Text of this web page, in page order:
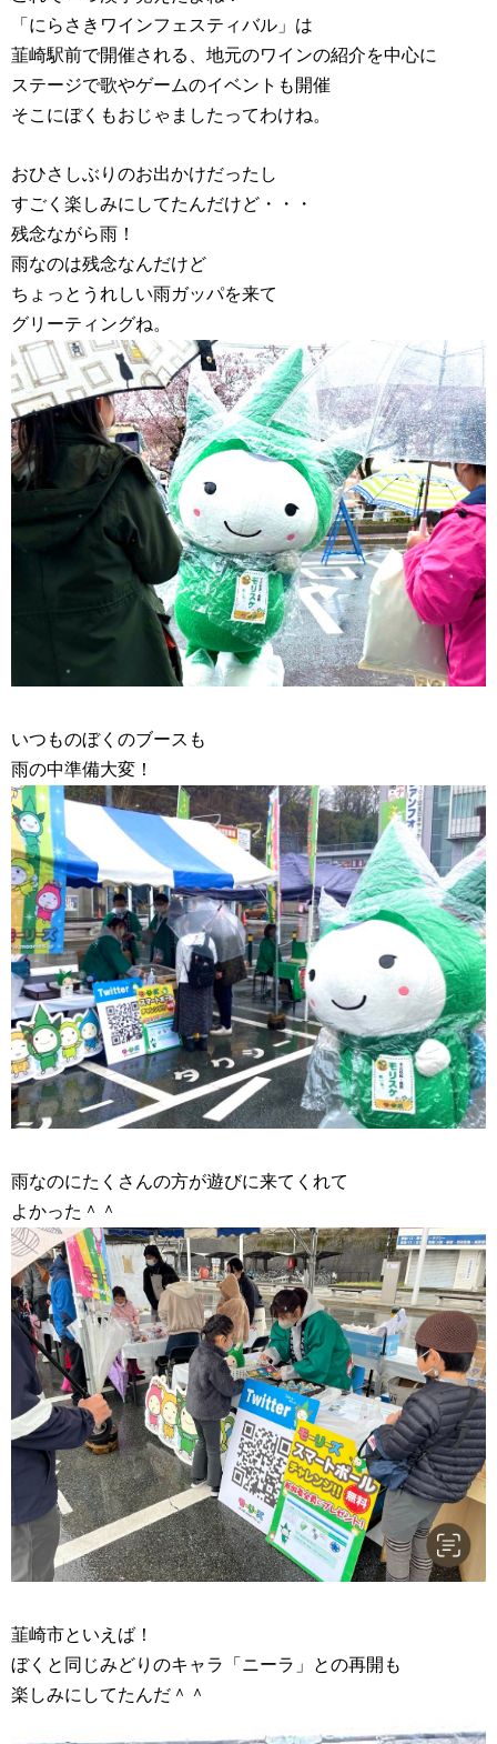
「にらさきワインフェスティバル」は
韮崎駅前で開催される、地元のワインの紹介を中心に
ステージで歌やゲームのイベントも開催
そこにぼくもおじゃましたってわけね。
おひさしぶりのお出かけだったし
すごく楽しみにしてたんだけど・・・
残念ながら雨！
雨なのは残念なんだけど
ちょっとうれしい雨ガッパを来て
グリーティングね。
いつものぼくのブースも
雨の中準備大変！
雨なのにたくさんの方が遊びに来てくれて
よかった＾＾
韮崎市といえば！
ぼくと同じみどりのキャラ「ニーラ」との再開も
楽しみにしてたんだ＾＾